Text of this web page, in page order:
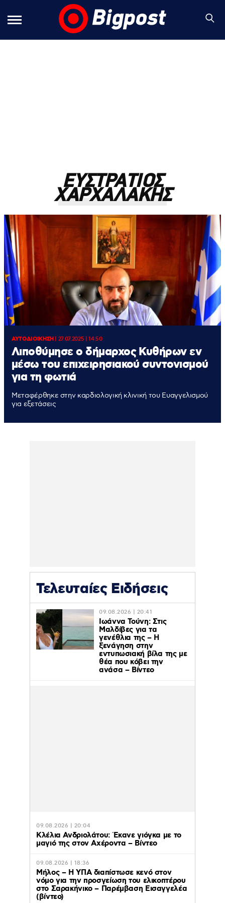
ΕΥΣΤΡΑΤΙΟΣ
ΧΑΡΧΑΛΑΚΗΣ
ΑΥΤΟΔΙΟΙΚΗΣΗ| 27.07.2025 | 14:50
Λιποθύμησε ο δήμαρχος Κυθήρων εν
μέσω του επιχειρησιακού συντονισμού
για τη φωτιά
Μεταφέρθηκε στην καρδιολογική κλινική του Ευαγγελισμού
για εξετάσεις
Τελευταίες Ειδήσεις
09.08.2026 | 20:41
Ιωάννα Τούνη: Στις
Μαλδίβες για τα
γενέθλια της – H
ξενάγηση στην
εντυπωσιακή βίλα της με
θέα που κόβει την
ανάσα – Βίντεο
09.08.2026 | 20:04
Κλέλια Ανδριολάτου: Έκανε γιόγκα με το
μαγιό της στον Αχέροντα – Βίντεο
09.08.2026 | 18:36
Μήλος – Η ΥΠΑ διαπίστωσε κενό στον
νόμο για την προσγείωση του ελικοπτέρου
στο Σαρακήνικο – Παρέμβαση Εισαγγελέα
(βίντεο)